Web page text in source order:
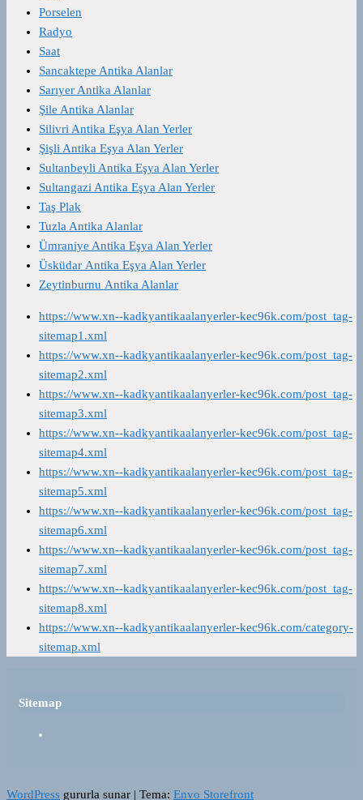
Porselen
Radyo
Saat
Sancaktepe Antika Alanlar
Sarıyer Antika Alanlar
Şile Antika Alanlar
Silivri Antika Eşya Alan Yerler
Şişli Antika Eşya Alan Yerler
Sultanbeyli Antika Eşya Alan Yerler
Sultangazi Antika Eşya Alan Yerler
Taş Plak
Tuzla Antika Alanlar
Ümraniye Antika Eşya Alan Yerler
Üsküdar Antika Eşya Alan Yerler
Zeytinburnu Antika Alanlar
https://www.xn--kadkyantikaalanyerler-kec96k.com/post_tag-
sitemap1.xml
https://www.xn--kadkyantikaalanyerler-kec96k.com/post_tag-
sitemap2.xml
https://www.xn--kadkyantikaalanyerler-kec96k.com/post_tag-
sitemap3.xml
https://www.xn--kadkyantikaalanyerler-kec96k.com/post_tag-
sitemap4.xml
https://www.xn--kadkyantikaalanyerler-kec96k.com/post_tag-
sitemap5.xml
https://www.xn--kadkyantikaalanyerler-kec96k.com/post_tag-
sitemap6.xml
https://www.xn--kadkyantikaalanyerler-kec96k.com/post_tag-
sitemap7.xml
https://www.xn--kadkyantikaalanyerler-kec96k.com/post_tag-
sitemap8.xml
https://www.xn--kadkyantikaalanyerler-kec96k.com/category-
sitemap.xml
Sitemap
WordPress gururla sunar | Tema: Envo Storefront